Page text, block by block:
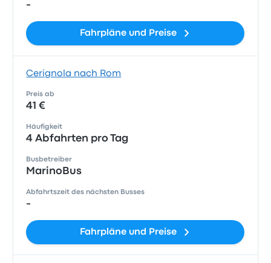
-
Fahrpläne und Preise
Cerignola nach Rom
Preis ab
41 €
Häufigkeit
4 Abfahrten pro Tag
Busbetreiber
MarinoBus
Abfahrtszeit des nächsten Busses
-
Fahrpläne und Preise